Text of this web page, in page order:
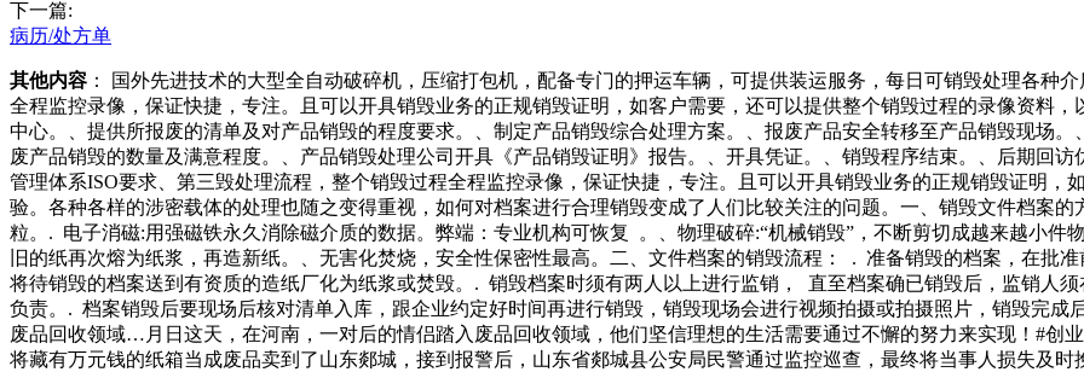
下一篇:
病历/处方单
其他内容 ： 国外先进技术的大型全自动破碎机，压缩打包机，配备专门的押运车辆，可提供装运服务，每日可销毁处理各种
全程监控录像，保证快捷，专注。且可以开具销毁业务的正规销毁证明，如客户需要，还可以提供整个销毁过程的录像资料
中心。、提供所报废的清单及对产品销毁的程度要求。、制定产品销毁综合处理方案。、报废产品安全转移至产品销毁现场
废产品销毁的数量及满意程度。、产品销毁处理公司开具《产品销毁证明》报告。、开具凭证。、销毁程序结束。、后期回
管理体系ISO要求、第三毁处理流程，整个销毁过程全程监控录像，保证快捷，专注。且可以开具销毁业务的正规销毁证明
验。各种各样的涉密载体的处理也随之变得重视，如何对档案进行合理销毁变成了人们比较关注的问题。一、销毁文件档案
粒。. 电子消磁:用强磁铁永久消除磁介质的数据。弊端：专业机构可恢复 。、物理破碎:“机械销毁”，不断剪切成越来越小件
旧的纸再次熔为纸浆，再造新纸。、无害化焚烧，安全性保密性最高。二、文件档案的销毁流程： . 准备销毁的档案，在批
将待销毁的档案送到有资质的造纸厂化为纸浆或焚毁。. 销毁档案时须有两人以上进行监销， 直至档案确已销毁后，监销人
负责。. 档案销毁后要现场后核对清单入库，跟企业约定好时间再进行销毁，销毁现场会进行视频拍摄或拍摄照片，销毁完
废品回收领域…月日这天，在河南，一对后的情侣踏入废品回收领域，他们坚信理想的生活需要通过不懈的努力来实现！#创
将藏有万元钱的纸箱当成废品卖到了山东郯城，接到报警后，山东省郯城县公安局民警通过监控巡查，最终将当事人损失